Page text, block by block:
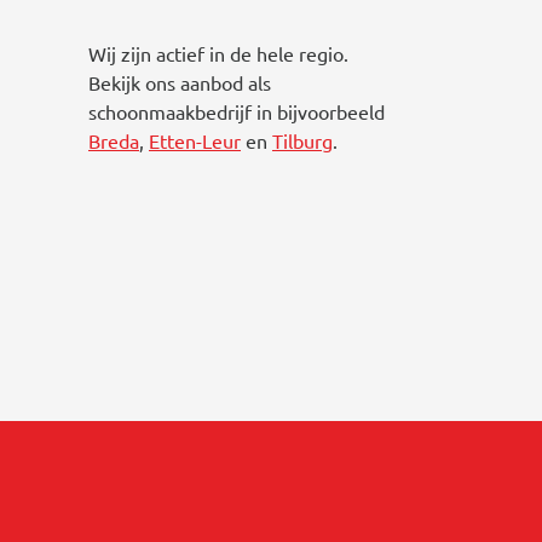
Wij zijn actief in de hele regio.
Bekijk ons aanbod als
schoonmaakbedrijf in bijvoorbeeld
Breda, Etten-Leur en Tilburg.